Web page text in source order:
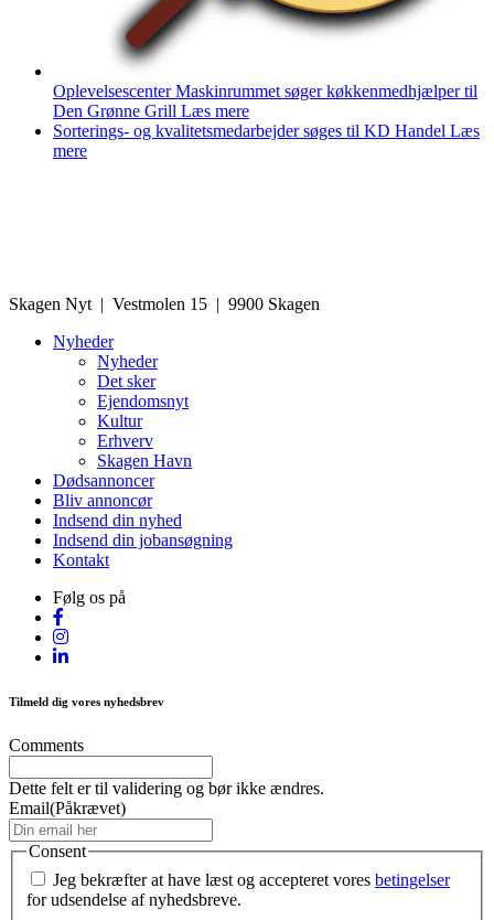
Oplevelsescenter Maskinrummet søger køkkenmedhjælper til
Den Grønne Grill Læs mere
Sorterings- og kvalitetsmedarbejder søges til KD Handel Læs
mere
Skagen Nyt | Vestmolen 15 | 9900 Skagen
Nyheder
Nyheder
Det sker
Ejendomsnyt
Kultur
Erhverv
Skagen Havn
Dødsannoncer
Bliv annoncør
Indsend din nyhed
Indsend din jobansøgning
Kontakt
Følg os på
Tilmeld dig vores nyhedsbrev
Comments
Dette felt er til validering og bør ikke ændres.
Email(Påkrævet)
Consent
Jeg bekræfter at have læst og accepteret vores betingelser
for udsendelse af nyhedsbreve.